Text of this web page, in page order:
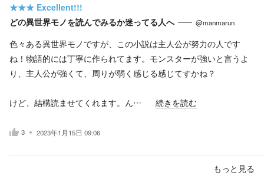
★★★ Excellent!!!
どの異世界モノを読んでみるか迷ってる人へ
@manmarun
色々ある異世界モノですが、この小説は主人公が努力の人です
ね！物語的には丁寧に作られてます。モンスターが強いと言うよ
り、主人公が強くて、周りが弱く感じる感じてすかね？
けど、結構読ませてくれます。ん… 続きを読む
3 2023年1月15日 09:06
もっと見る